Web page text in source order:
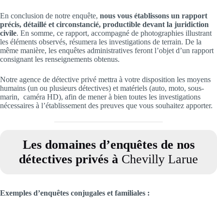
En conclusion de notre enquête, nous vous établissons un rapport
précis, détaillé et circonstancié, productible devant la juridiction
civile. En somme, ce rapport, accompagné de photographies illustrant
les éléments observés, résumera les investigations de terrain. De la
même manière, les enquêtes administratives feront l’objet d’un rapport
consignant les renseignements obtenus.
Notre agence de détective privé mettra à votre disposition les moyens
humains (un ou plusieurs détectives) et matériels (auto, moto, sous-
marin, caméra HD), afin de mener à bien toutes les investigations
nécessaires à l’établissement des preuves que vous souhaitez apporter.
Les domaines d’enquêtes de nos
détectives privés à Chevilly Larue
Exemples d’enquêtes conjugales et familiales :